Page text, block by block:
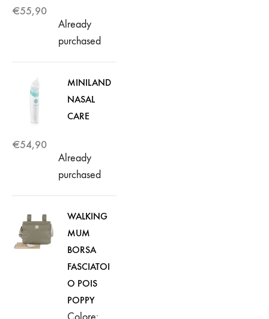
€55,90
Already
purchased
MINILAND
NASAL
CARE
€54,90
Already
purchased
WALKING
MUM
BORSA
FASCIATOI
O POIS
POPPY